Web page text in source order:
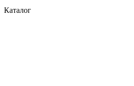
Каталог